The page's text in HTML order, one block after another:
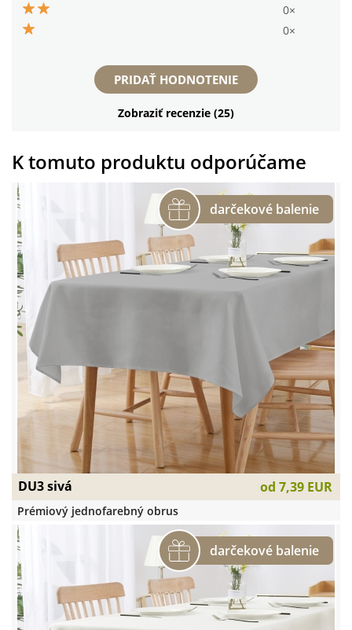
0×
0×
PRIDAŤ HODNOTENIE
Zobraziť recenzie (25)
DU3 sivá od 7,39 EUR
Prémiový jednofarebný obrus
K tomuto produktu odporúčame